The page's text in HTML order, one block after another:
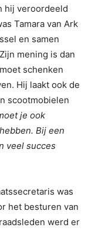
hij veroordeeld
Tamara van Ark
en samen
mening is dan
schenken
Hij laakt ook de
scootmobielen
je ook
Bij een
veel succes
was
het besturen van
werd er